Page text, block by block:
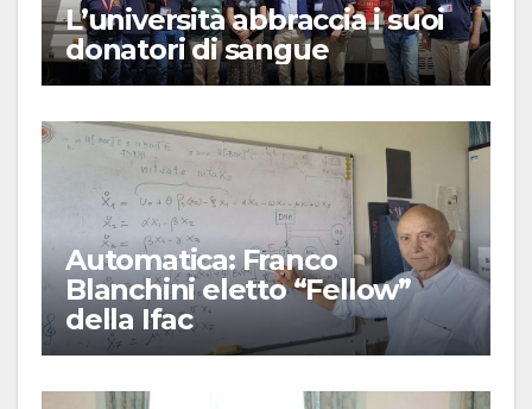
L’università abbraccia i suoi
donatori di sangue
Automatica: Franco
Blanchini eletto “Fellow”
della Ifac